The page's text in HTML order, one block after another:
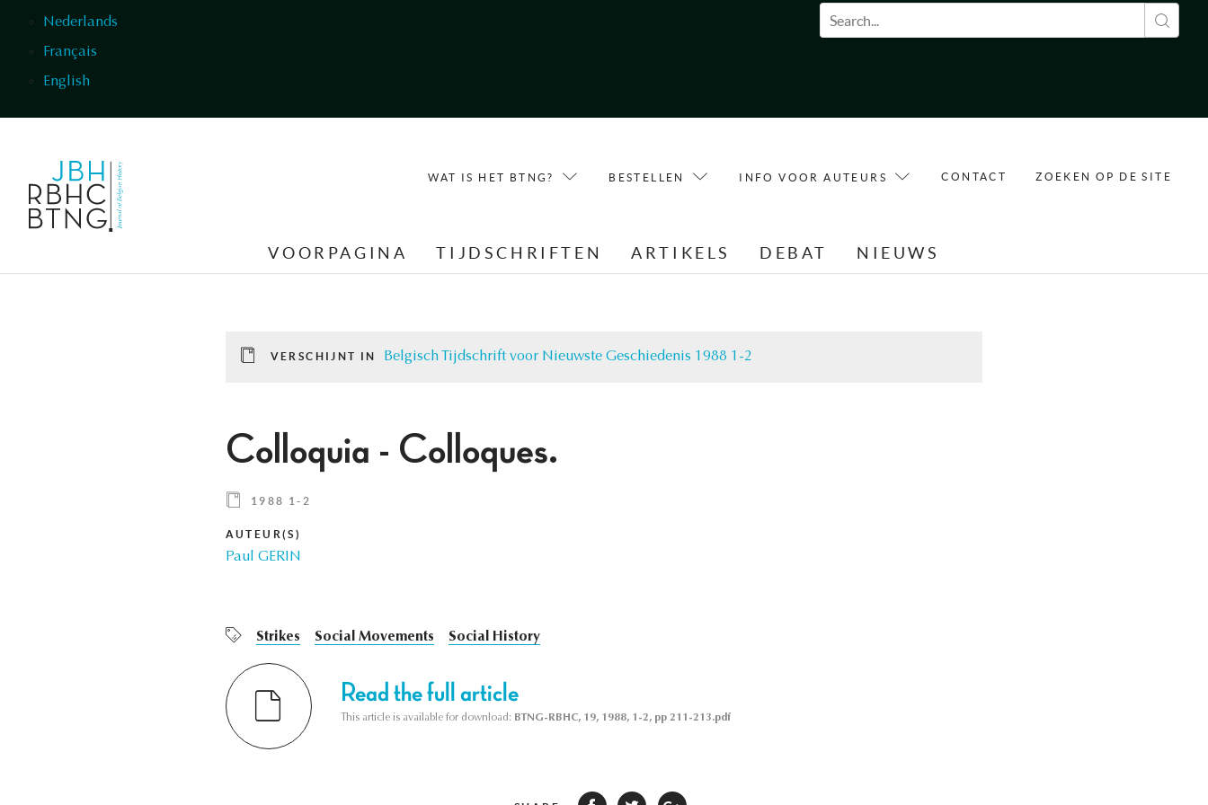
Nederlands
Français
English
Zoekveld
WAT IS HET BTNG? BESTELLEN INFO VOOR AUTEURS CONTACT ZOEKEN OP DE SITE
VOORPAGINA TIJDSCHRIFTEN ARTIKELS DEBAT NIEUWS
VERSCHIJNT IN Belgisch Tijdschrift voor Nieuwste Geschiedenis 1988 1-2
Colloquia - Colloques.
1988 1-2
AUTEUR(S)
Paul GERIN
Strikes Social Movements Social History
Read the full article
This article is available for download: BTNG-RBHC, 19, 1988, 1-2, pp 211-213.pdf